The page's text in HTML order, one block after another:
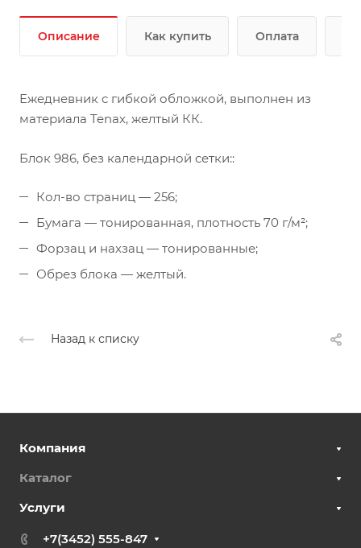
Описание Как купить Оплата
Ежедневник с гибкой обложкой, выполнен из
материала Tenax, желтый КК.
Блок 986, без календарной сетки::
Кол-во страниц — 256;
Бумага — тонированная, плотность 70 г/м²;
Форзац и нахзац — тонированные;
Обрез блока — желтый.
Назад к списку
Компания
Каталог
Услуги
+7(3452) 555-847